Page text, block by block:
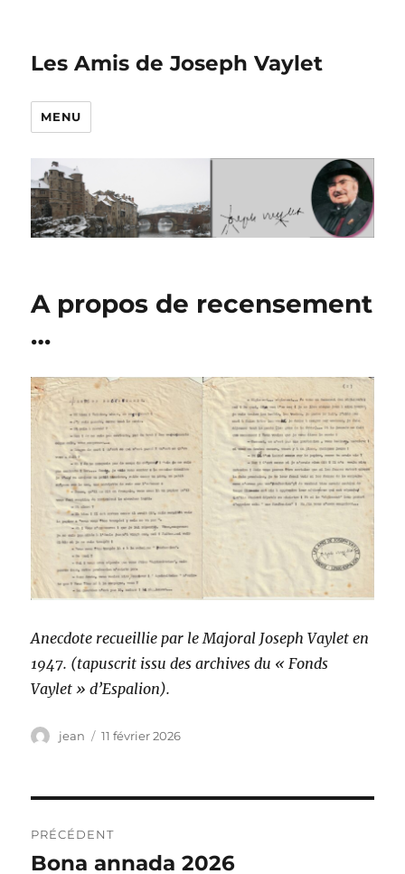
Les Amis de Joseph Vaylet
MENU
A propos de recensement
…
Anecdote recueillie par le Majoral Joseph Vaylet en
1947. (tapuscrit issu des archives du « Fonds
Vaylet » d’Espalion).
Auteur
jean
Publié
11 février 2026
de
PRÉCÉDENT
Publication
Bona annada 2026